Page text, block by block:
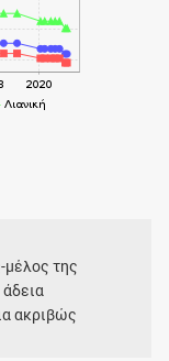
μέλος της
ακριβώς